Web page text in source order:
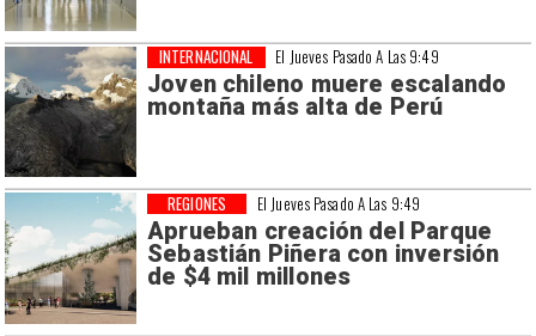
El Jueves Pasado A Las 9:49
Joven chileno muere escalando
montaña más alta de Perú
INTERNACIONAL
El Jueves Pasado A Las 9:49
Aprueban creación del Parque
Sebastián Piñera con inversión
de $4 mil millones
REGIONES